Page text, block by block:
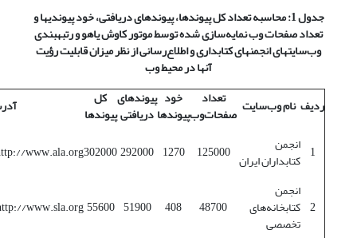
جدول 1: محاسبه تعداد کل پیوندها، پیوندهای دریافتی، خود پیوندیها و
تعداد صفحات وبنمایه‌سازی شده توسط موتور کاوش یاهوو رتبه­بندی
وب‌سایتهای انجمنهای کتابداری و اطلاع‌رسانی از نظر میزان قابلیت رؤیت
آنها در محیط وب
ردیف نام وب‌سایت تعداد
صفحات‌وب
خود
پیوندها
پیوندهای
دریافتی
کل
پیوندها
1 انجمن
کتابداران ایران 125000
1270
292000
302000
www.ala.org
2
انجمن
کتابخانه‌های
تخصصی
48700
408
51900
55600
www.sla.org